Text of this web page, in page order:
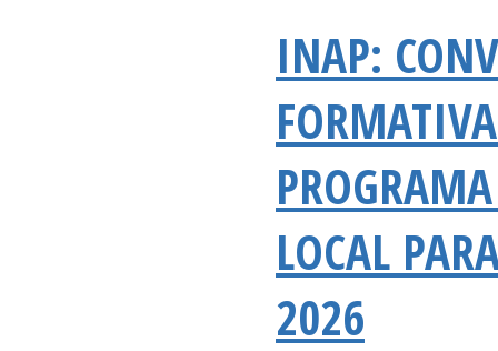
INAP:
LOCAL
2026